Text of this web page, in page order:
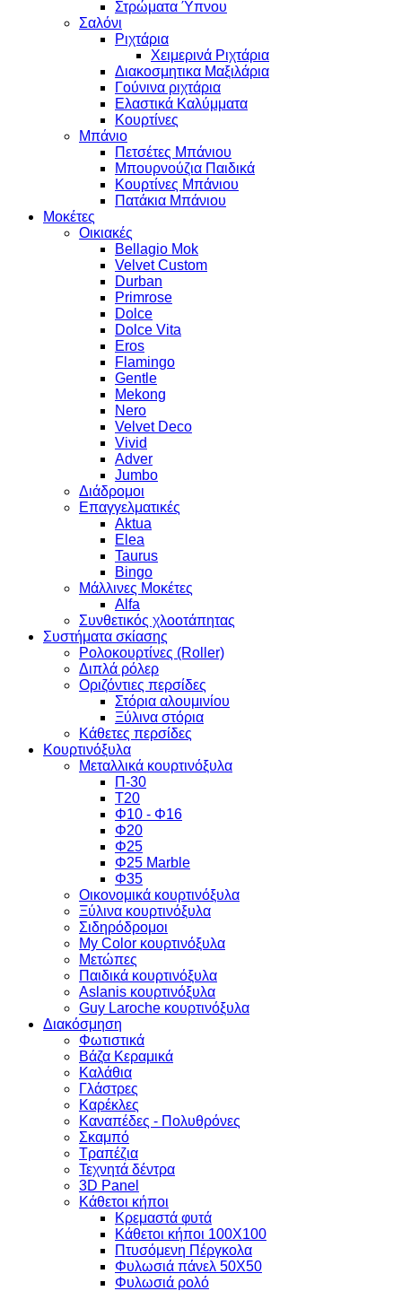
Στρώματα Ύπνου
Σαλόνι
Ριχτάρια
Χειμερινά Ριχτάρια
Διακοσμητικα Μαξιλάρια
Γούνινα ριχτάρια
Ελαστικά Καλύμματα
Κουρτίνες
Μπάνιο
Πετσέτες Μπάνιου
Μπουρνούζια Παιδικά
Κουρτίνες Μπάνιου
Πατάκια Μπάνιου
Μοκέτες
Οικιακές
Bellagio Mok
Velvet Custom
Durban
Primrose
Dolce
Dolce Vita
Eros
Flamingo
Gentle
Mekong
Nero
Velvet Deco
Vivid
Adver
Jumbo
Διάδρομοι
Επαγγελματικές
Aktua
Elea
Taurus
Bingo
Μάλλινες Μοκέτες
Alfa
Συνθετικός χλοοτάπητας
Συστήματα σκίασης
Ρολοκουρτίνες (Roller)
Διπλά ρόλερ
Οριζόντιες περσίδες
Στόρια αλουμινίου
Ξύλινα στόρια
Κάθετες περσίδες
Κουρτινόξυλα
Μεταλλικά κουρτινόξυλα
Π-30
Τ20
Φ10 - Φ16
Φ20
Φ25
Φ25 Marble
Φ35
Οικονομικά κουρτινόξυλα
Ξύλινα κουρτινόξυλα
Σιδηρόδρομοι
My Color κουρτινόξυλα
Μετώπες
Παιδικά κουρτινόξυλα
Aslanis κουρτινόξυλα
Guy Laroche κουρτινόξυλα
Διακόσμηση
Φωτιστικά
Βάζα Κεραμικά
Καλάθια
Γλάστρες
Καρέκλες
Καναπέδες - Πολυθρόνες
Σκαμπό
Τραπέζια
Τεχνητά δέντρα
3D Panel
Κάθετοι κήποι
Κρεμαστά φυτά
Κάθετοι κήποι 100Χ100
Πτυσόμενη Πέργκολα
Φυλωσιά πάνελ 50Χ50
Φυλωσιά ρολό